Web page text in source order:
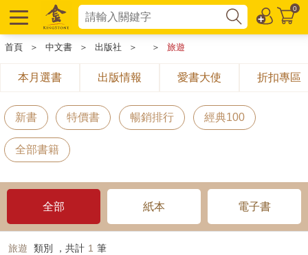
0
首頁 ＞ 中文書 ＞ 出版社 ＞ ＞ 旅遊
本月選書 出版情報 愛書大使 折扣專區
新書 特價書 暢銷排行 經典100
全部書籍
全部 紙本 電子書
旅遊 類別 ，共計 1 筆